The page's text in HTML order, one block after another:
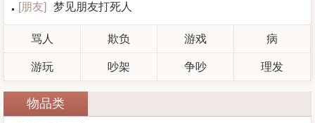
[朋友] 梦见朋友打死人
骂人 欺负 游戏 病
游玩 吵架 争吵 理发
物品类